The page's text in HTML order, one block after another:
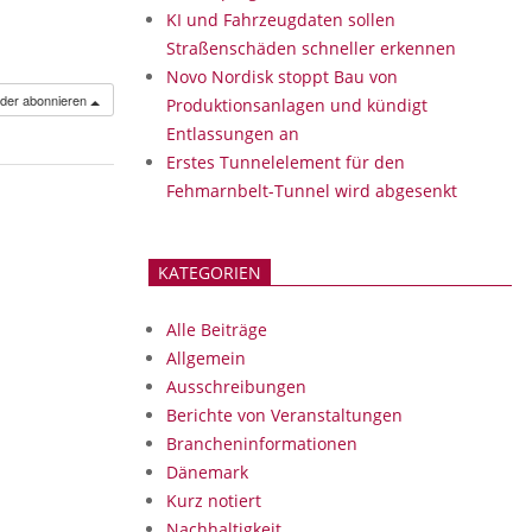
abonnieren
KI und Fahrzeugdaten sollen
Straßenschäden schneller erkennen
Novo Nordisk stoppt Bau von
Produktionsanlagen und kündigt
Entlassungen an
Erstes Tunnelelement für den
Fehmarnbelt-Tunnel wird abgesenkt
KATEGORIEN
Alle Beiträge
Allgemein
Ausschreibungen
Berichte von Veranstaltungen
Brancheninformationen
Dänemark
Kurz notiert